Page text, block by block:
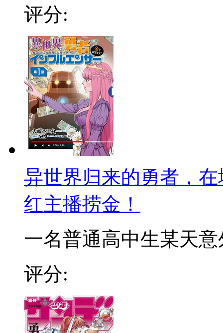
评分:
异世界归来的勇者，
红主播捞金！
一名普通高中生某天意
评分: